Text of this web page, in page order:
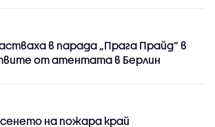
в парада „Прага Прайд“ в
от атентата в Берлин
на пожара край